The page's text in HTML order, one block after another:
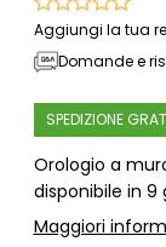
Aggiungi la tua
Domande e
SPEDIZIONE
Orologio a
disponibile in 9
Maggiori